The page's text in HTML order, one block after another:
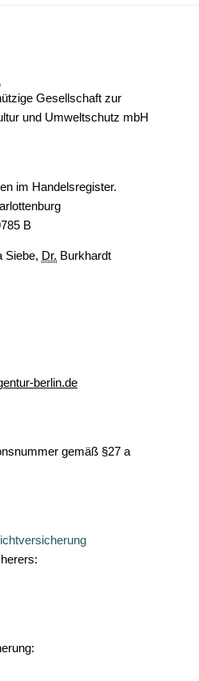
Gesellschaft zur
und Umweltschutz mbH
im Handelsregister.
B
Siebe, Dr. Burkhardt
berlin.de
gemäß §27 a